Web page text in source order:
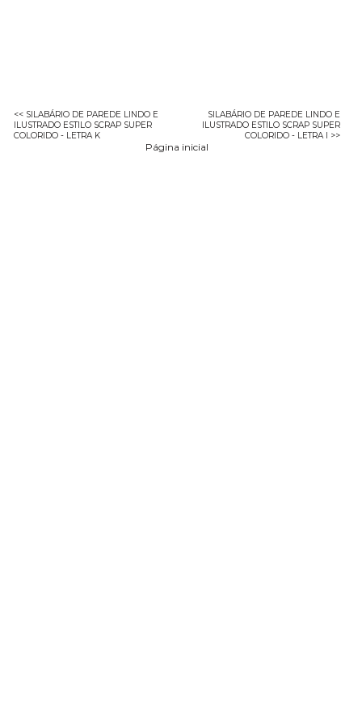
<< SILABÁRIO DE PAREDE LINDO E
ILUSTRADO ESTILO SCRAP SUPER
COLORIDO - LETRA K
SILABÁRIO DE PAREDE LINDO E
ILUSTRADO ESTILO SCRAP SUPER
COLORIDO - LETRA I >>
Página inicial